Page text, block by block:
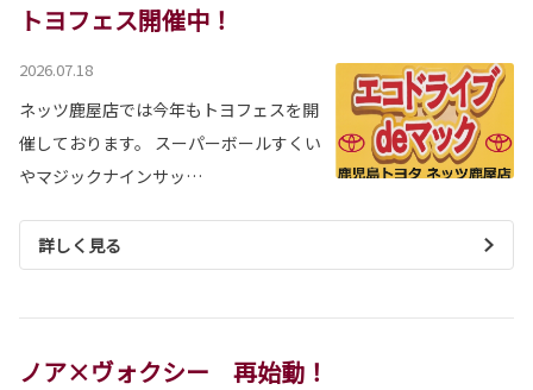
トヨフェス開催中！
2026.07.18
ネッツ鹿屋店では今年もトヨフェスを開
催しております。 スーパーボールすくい
やマジックナインサッ…
詳しく見る
ノア×ヴォクシー 再始動！